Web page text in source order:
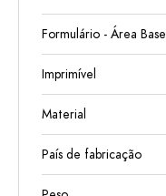
Formulário - Área Base
Imprimível
Material
País de fabricação